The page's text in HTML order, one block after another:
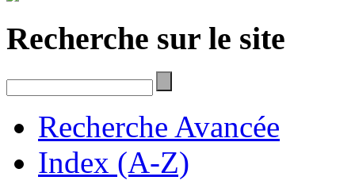
Recherche sur le site
Recherche Avancée
Index (A-Z)